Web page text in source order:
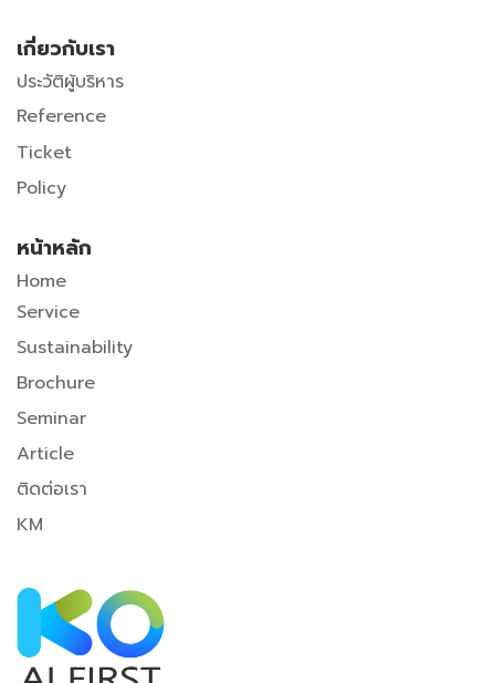
เกี่ยวกับเรา
ประวัติผู้บริหาร
Reference
Ticket
Policy
หน้าหลัก
Home
Service
Sustainability
Brochure
Seminar
Article
ติดต่อเรา
KM